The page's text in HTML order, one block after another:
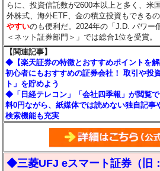
らに、投資信託数が2600本以上と多く、米
外株式、海外ETF、金の積立投資もできる
やすいのも便利だ。2024年の「J.D. パワー
＜ネット証券部門＞」では総合1位を受賞。
【関連記事】
◆【楽天証券の特徴とおすすめポイントを解
初心者にもおすすめの証券会社！ 取引や投
ト」を貯めよう
◆「日経テレコン」「会社四季報」が閲覧
料0円ながら、紙媒体では読めない独自記事
検索機能も充実
◆三菱UFJ eスマート証券（旧